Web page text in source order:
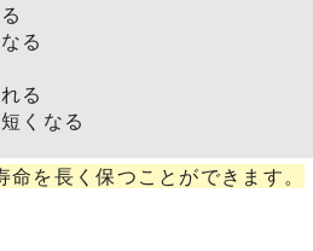
る
る
くなる
を長く保つことができます。